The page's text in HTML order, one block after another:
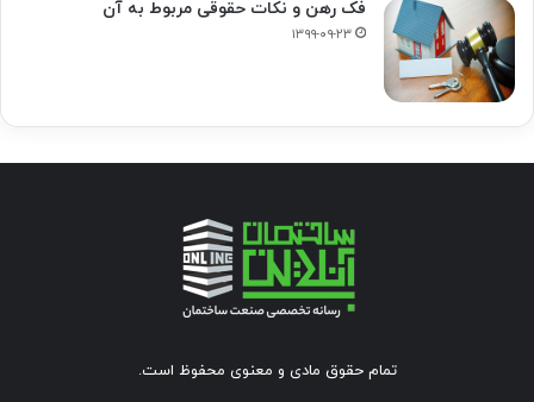
فک‌ رهن و نکات حقوقی مربوط به آن
۱۳۹۹-۰۹-۲۳
تمام حقوق مادی و معنوی محفوظ است.